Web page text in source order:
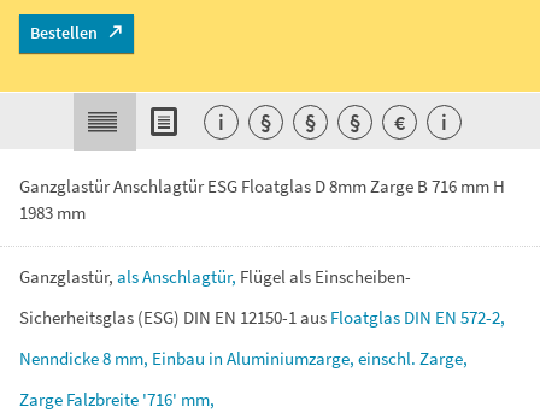
Ganzglastür Anschlagtür ESG Floatglas D 8mm Zarge B 716 mm H
1983 mm
Ganzglastür, alsAnschlagtür, Flügelals Einscheiben-
Sicherheitsglas (ESG) DIN EN 12150-1aus Floatglas DIN EN 572-2,
Nenndicke8 mm, Einbau in Aluminiumzarge, einschl. Zarge,
Zarge Falzbreite '716' mm,
Bestellen
i § § § € i